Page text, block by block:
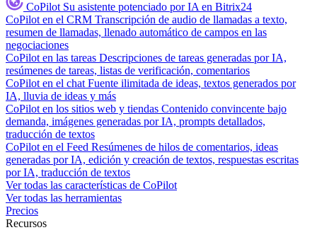
CoPilot Su asistente potenciado por IA en Bitrix24
CoPilot en el CRM Transcripción de audio de llamadas a texto,
resumen de llamadas, llenado automático de campos en las
negociaciones
CoPilot en las tareas Descripciones de tareas generadas por IA,
resúmenes de tareas, listas de verificación, comentarios
CoPilot en el chat Fuente ilimitada de ideas, textos generados por
IA, lluvia de ideas y más
CoPilot en los sitios web y tiendas Contenido convincente bajo
demanda, imágenes generadas por IA, prompts detallados,
traducción de textos
CoPilot en el Feed Resúmenes de hilos de comentarios, ideas
generadas por IA, edición y creación de textos, respuestas escritas
por IA, traducción de textos
Ver todas las características de CoPilot
Ver todas las herramientas
Precios
Recursos